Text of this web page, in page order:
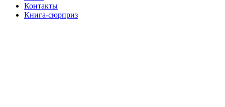
Контакты
Книга-сюрприз